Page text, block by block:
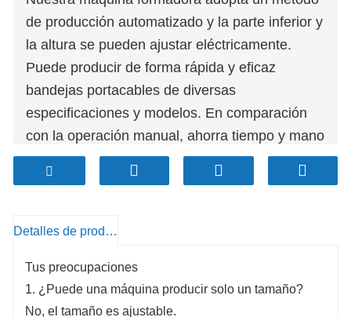
de producción automatizado y la parte inferior y
la altura se pueden ajustar eléctricamente.
Puede producir de forma rápida y eficaz
bandejas portacables de diversas
especificaciones y modelos. En comparación
con la operación manual, ahorra tiempo y mano
de obra. El uso de moldes y sistemas de
control sofisticados garantiza que las bandejas
consistentes. Esto puede garantizar la calidad y
producir bandejas portacables de diversas
formas y tamaños, incluidos los de tipo canal,
Detalles de producto
Tus preocupaciones
1. ¿Puede una máquina producir solo un tamaño?
No, el tamaño es ajustable.